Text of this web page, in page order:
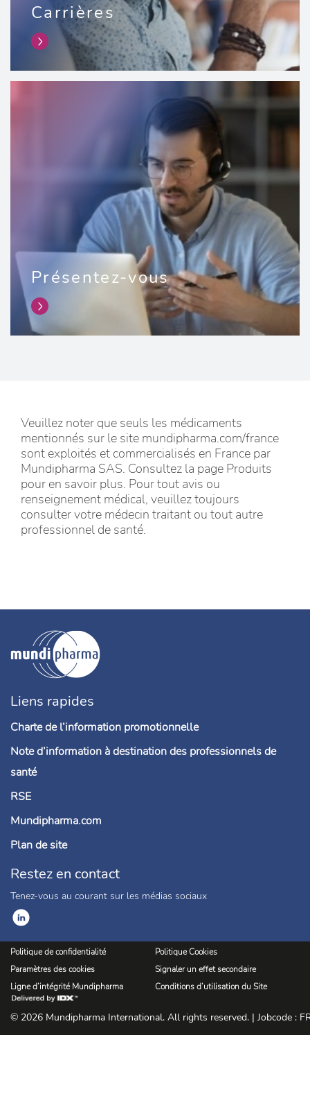
Carrières
link
Présentez-vous
link
Veuillez noter que seuls les médicaments
mentionnés sur le site mundipharma.com/france
sont exploités et commercialisés en France par
Mundipharma SAS. Consultez la page Produits
pour en savoir plus. Pour tout avis ou
renseignement médical, veuillez toujours
consulter votre médecin traitant ou tout autre
professionnel de santé.
Liens rapides
Charte de l’information promotionnelle
Note d’information à destination des professionnels de
santé
RSE
Mundipharma.com
Plan de site
Restez en contact
Tenez-vous au courant sur les médias sociaux
Politique de confidentialité
Politique Cookies
Paramètres des cookies
Signaler un effet secondaire
Ligne d’intégrité Mundipharma
Conditions d’utilisation du Site
© 2026 Mundipharma International. All rights reserved. | Jobcode :